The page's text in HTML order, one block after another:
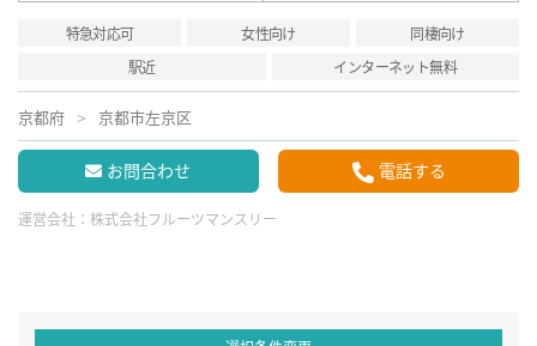
特急対応可 女性向け
同棲向け
駅近
インターネット無料
京都府 京都市左京区
お問合わせ 電話する
運営会社： 株式会社フルーツマンスリー